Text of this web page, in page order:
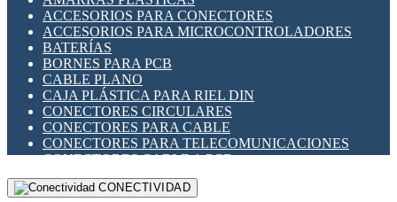
INDICADORES PARA PANEL
INTERFACES DE RELÉ
INTERRUPTORES FIN DE CARRERA
LLAVES CONMUTADORAS
MEDIDORES DE ENERGÍA Y TC'S DE CORRIENTE
MOTORES PASO A PASO
PANTALLAS HMI
PLC -CONTROLADORES LÓGICO PROGRAMABLES
PROGRAMADORES DE HORARIO
RELÉS DE PROTECCIÓN
SENSORES CAPACITIVOS
ACCESORIOS PARA CONECTORES
ACCESORIOS PARA MICROCONTROLADORES
BATERÍAS
BORNES PARA PCB
CABLE PLANO
CAJA PLÁSTICA PARA RIEL DIN
CONECTORES CIRCULARES
CONECTORES PARA CABLE
CONECTORES PARA TELECOMUNICACIONES
CONECTORES CABLE A PCB
CONECTORES PCB A CABLE
DIP SWITCHESCONECTIVIDAD